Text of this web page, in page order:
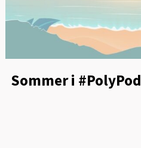
Sommer i #PolyPod